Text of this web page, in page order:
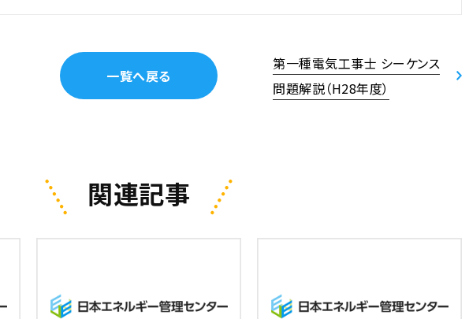
一覧へ戻る
第一種電気工事士 シーケンス
問題解説（H28年度）
関連記事